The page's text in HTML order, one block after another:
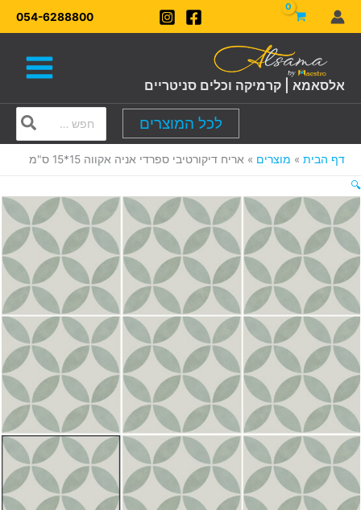
דילוג
לתוכן
054-6288800
אלסאמא | קרמיקה וכלים סניטריים
לכל המוצרים
for:
דף הבית מוצרים
אריח דיקורטיבי ספרדי אניה אקווה 15*15 ס"מ
🔍